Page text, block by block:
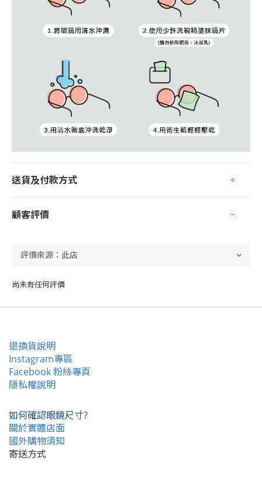
送貨及付款方式
顧客評價
尚未有任何評價
退換貨說明
Instagram專區
Facebook 粉絲專頁
隱私權說明
如何確認眼鏡尺寸?
關於實體店面
國外購物須知
寄送方式